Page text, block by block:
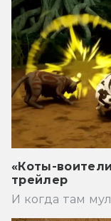
«Коты-
трейлер
И когда там